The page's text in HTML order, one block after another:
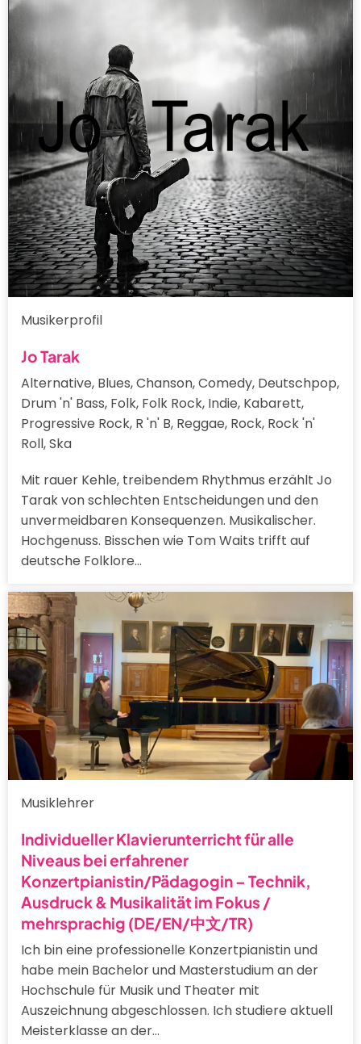
Musikerprofil
Jo Tarak
Alternative, Blues, Chanson, Comedy, Deutschpop,
Drum 'n' Bass, Folk, Folk Rock, Indie, Kabarett,
Progressive Rock, R 'n' B, Reggae, Rock, Rock 'n'
Roll, Ska
Mit rauer Kehle, treibendem Rhythmus erzählt Jo
Tarak von schlechten Entscheidungen und den
unvermeidbaren Konsequenzen. Musikalischer.
Hochgenuss. Bisschen wie Tom Waits trifft auf
deutsche Folklore…
Musiklehrer
Individueller Klavierunterricht für alle
Niveaus bei erfahrener
Konzertpianistin/Pädagogin – Technik,
Ausdruck & Musikalität im Fokus /
mehrsprachig (DE/EN/中文/TR)
Ich bin eine professionelle Konzertpianistin und
habe mein Bachelor und Masterstudium an der
Hochschule für Musik und Theater mit
Auszeichnung abgeschlossen. Ich studiere aktuell
Meisterklasse an der…